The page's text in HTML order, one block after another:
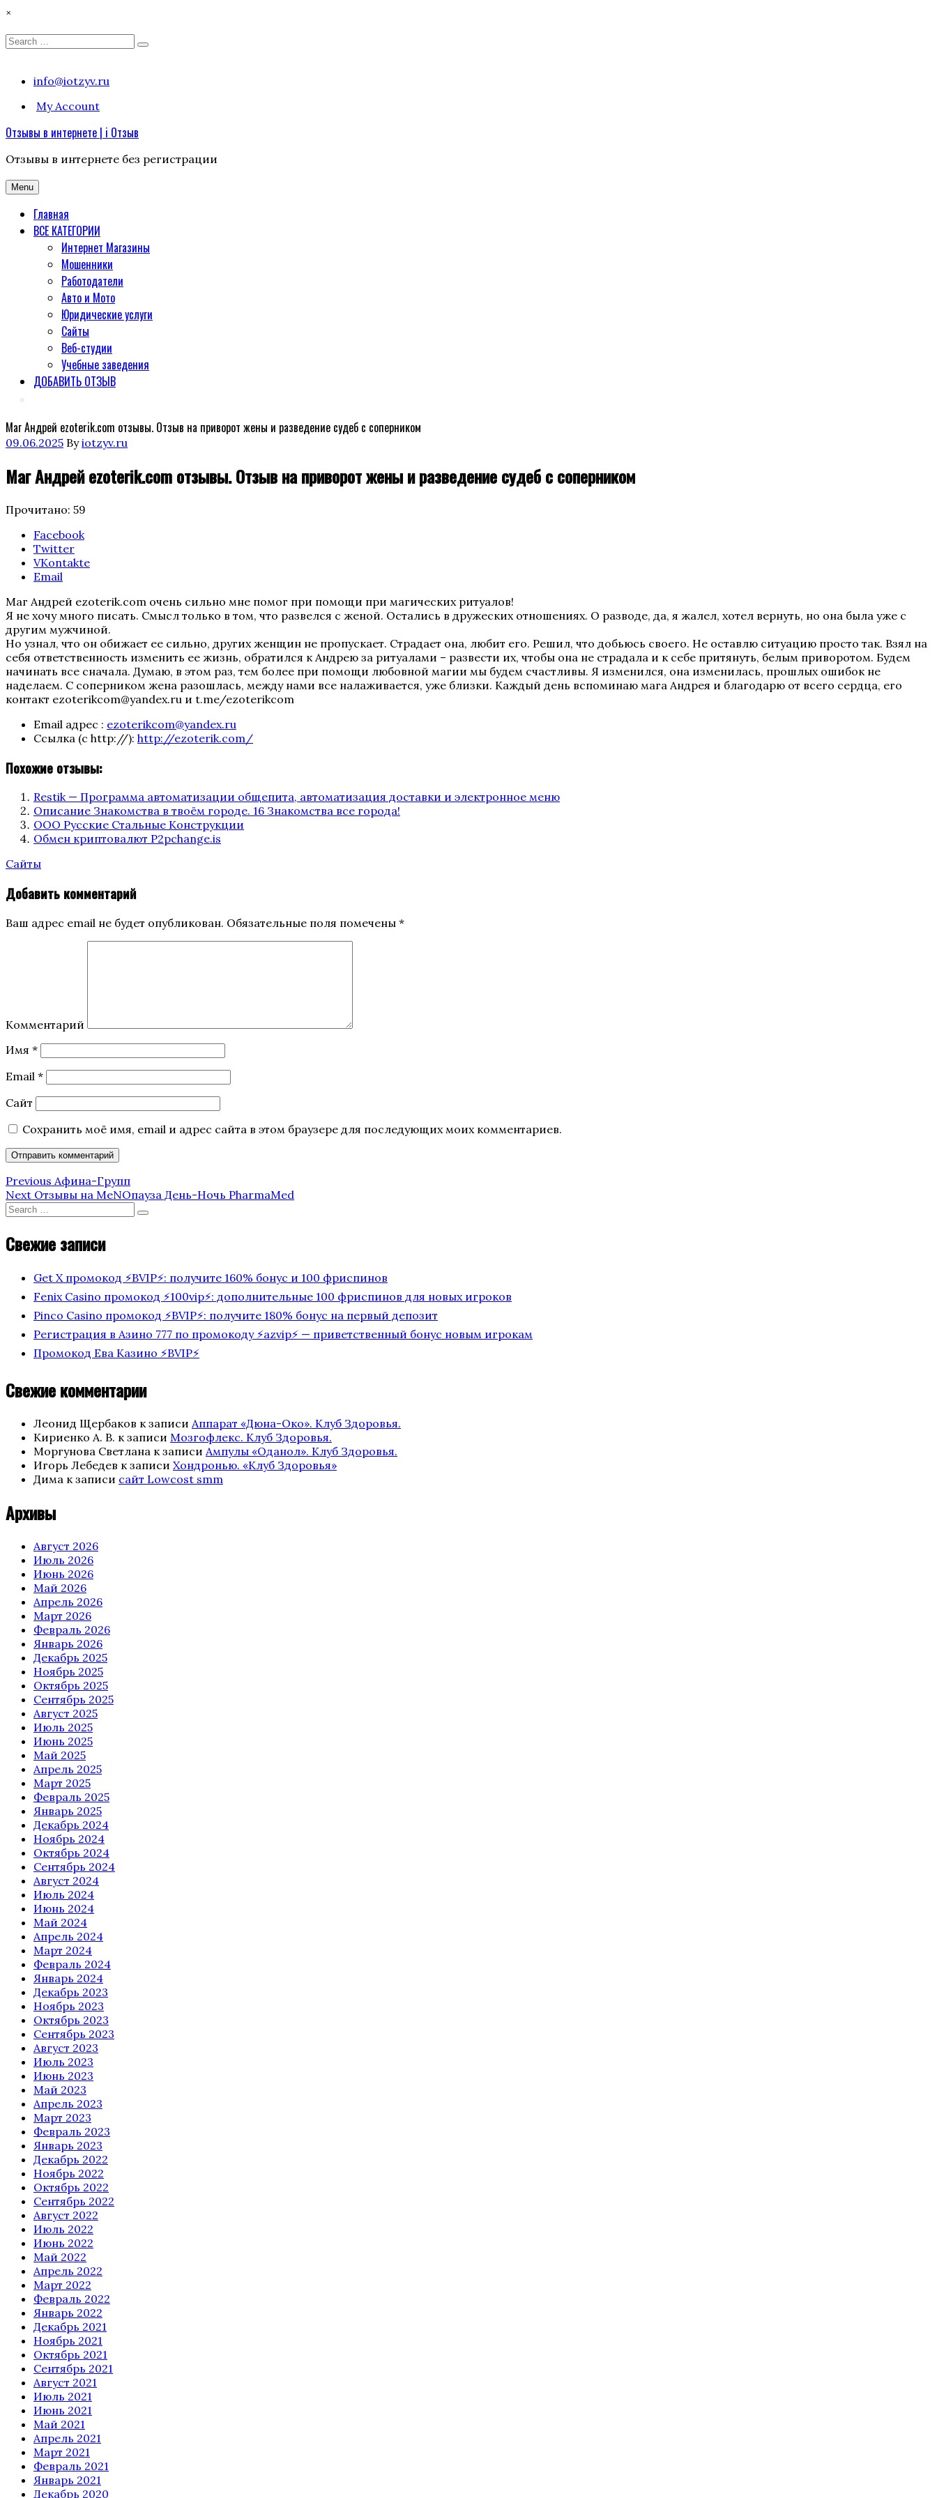
×
Search
Search
Skip
content
info@iotzyv.ru
My Account
Отзывы в интернете | i Отзыв
Отзывы в интернете без регистрации
Menu
Главная
ВСЕ КАТЕГОРИИ
Интернет Магазины
Мошенники
Работодатели
Авто и Мото
Юридические услуги
Сайты
Веб-студии
Учебные заведения
ДОБАВИТЬ ОТЗЫВ
Маг Андрей ezoterik.com отзывы. Отзыв на приворот жены и разведение судеб с соперником
Posted
09.06.2025 Byiotzyv.ru
Маг Андрей ezoterik.com отзывы. Отзыв на приворот жены и разведение судеб с соперником
Прочитано: 59
Поделиться
"Маг
Андрей
ezoterik.com
Отзыв
на
приворот
жены
и
разведение
судеб
с
Facebook
Twitter
VKontakte
Email
Маг Андрей ezoterik.com очень сильно мне помог при помощи при магических ритуалов!
Я не хочу много писать. Смысл только в том, что развелся с женой. Остались в дружеских отношениях. О разводе, да, я жалел, хотел вернуть, но она была уже с
другим мужчиной.
Но узнал, что он обижает ее сильно, других женщин не пропускает. Страдает она, любит его. Решил, что добьюсь своего. Не оставлю ситуацию просто так. Взял на
себя ответственность изменить ее жизнь, обратился к Андрею за ритуалами – развести их, чтобы она не страдала и к себе притянуть, белым приворотом. Будем
начинать все сначала. Думаю, в этом раз, тем более при помощи любовной магии мы будем счастливы. Я изменился, она изменилась, прошлых ошибок не
наделаем. С соперником жена разошлась, между нами все налаживается, уже близки. Каждый день вспоминаю мага Андрея и благодарю от всего сердца, его
контакт ezoterikcom@yandex.ru и t.me/ezoterikcom
Email адрес : ezoterikcom@yandex.ru
Ссылка (с http://): http://ezoterik.com/
Похожие отзывы:
Restik — Программа автоматизации общепита, автоматизация доставки и электронное меню
Описание Знакомства в твоём городе. 16 Знакомства все города!
ООО Русские Стальные Конструкции
Обмен криптовалют P2pchange.is
Categories
Сайты
Добавить комментарий
Ваш адрес email не будет опубликован. Обязательные поля помечены *
Комментарий
Имя *
Email *
Сайт
Сохранить моё имя, email и адрес сайта в этом браузере для последующих моих комментариев.
Навигация
по
записям
Previous
Post
Previous Афина-Групп
Next
Post
Next Отзывы на МеNOпауза День-Ночь PharmaMed
Search
for:
Search
Свежие записи
Get X промокод ⚡️BVIP⚡️: получите 160% бонус и 100 фриспинов
Fenix Casino промокод ⚡️100vip⚡️: дополнительные 100 фриспинов для новых игроков
Pinco Casino промокод ⚡️BVIP⚡️: получите 180% бонус на первый депозит
Регистрация в Азино 777 по промокоду ⚡️azvip⚡️ — приветственный бонус новым игрокам
Промокод Ева Казино ⚡️BVIP⚡️
Свежие комментарии
Леонид Щербаков к записи Аппарат «Дюна-Око». Клуб Здоровья.
Кириенко А. В. к записи Мозгофлекс. Клуб Здоровья.
Моргунова Светлана к записи Ампулы «Оданол». Клуб Здоровья.
Игорь Лебедев к записи Хондронью. «Клуб Здоровья»
Дима к записи сайт Lowcost smm
Архивы
Август 2026
Июль 2026
Июнь 2026
Май 2026
Апрель 2026
Март 2026
Февраль 2026
Январь 2026
Декабрь 2025
Ноябрь 2025
Октябрь 2025
Сентябрь 2025
Август 2025
Июль 2025
Июнь 2025
Май 2025
Апрель 2025
Март 2025
Февраль 2025
Январь 2025
Декабрь 2024
Ноябрь 2024
Октябрь 2024
Сентябрь 2024
Август 2024
Июль 2024
Июнь 2024
Май 2024
Апрель 2024
Март 2024
Февраль 2024
Январь 2024
Декабрь 2023
Ноябрь 2023
Октябрь 2023
Сентябрь 2023
Август 2023
Июль 2023
Июнь 2023
Май 2023
Апрель 2023
Март 2023
Февраль 2023
Январь 2023
Декабрь 2022
Ноябрь 2022
Октябрь 2022
Сентябрь 2022
Август 2022
Июль 2022
Июнь 2022
Май 2022
Апрель 2022
Март 2022
Февраль 2022
Январь 2022
Декабрь 2021
Ноябрь 2021
Октябрь 2021
Сентябрь 2021
Август 2021
Июль 2021
Июнь 2021
Май 2021
Апрель 2021
Март 2021
Февраль 2021
Январь 2021
Декабрь 2020